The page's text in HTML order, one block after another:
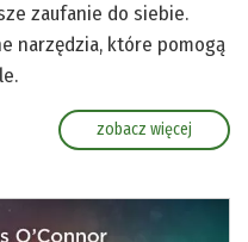
zaufanie do siebie.
narzędzia, które pomogą
zobacz więcej